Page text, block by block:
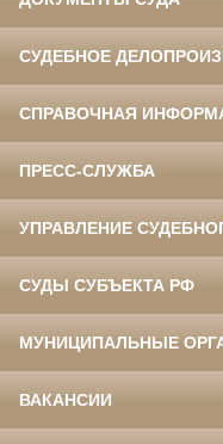
СУДЕБНОЕ
СПРАВОЧНАЯ
ПРЕСС-СЛУЖБА
УПРАВЛЕНИЕ
СУДЫ СУБЪЕКТА РФ
МУНИЦИПАЛЬНЫЕ
ВАКАНСИИ